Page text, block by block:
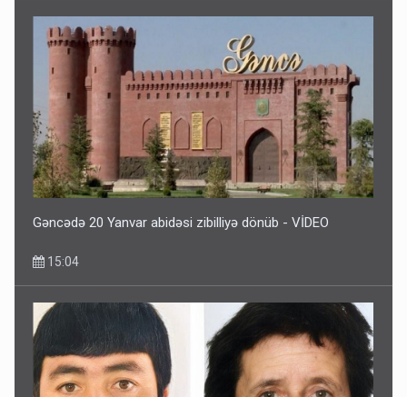
Gəncədə 20 Yanvar abidəsi zibilliyə dönüb - VİDEO
15:04